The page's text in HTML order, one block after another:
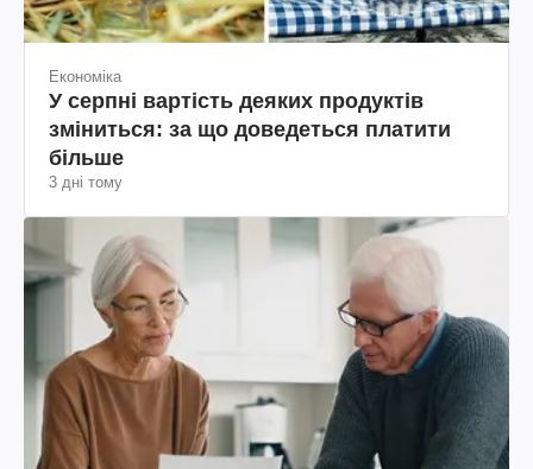
Економіка
У серпні вартість деяких продуктів
зміниться: за що доведеться платити
більше
3 дні тому